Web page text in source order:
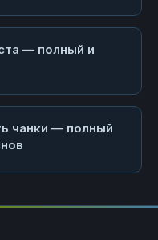
— полный и
чанки — полный